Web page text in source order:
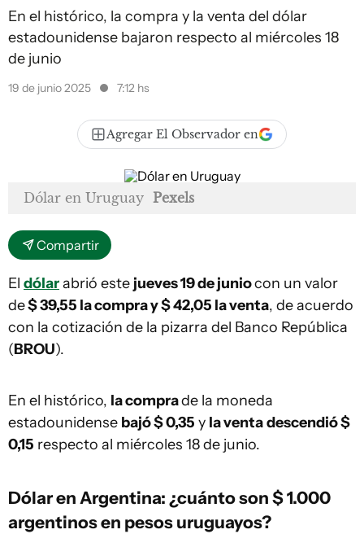
En el histórico, la compra y la venta del dólar
estadounidense bajaron respecto al miércoles 18
de junio
19 de junio 2025 7:12 hs
Agregar El Observador en
Dólar en Uruguay Pexels
Compartir
El dólarabrió este jueves 19 de juniocon un valor
de$ 39,55 la compra y $ 42,05 la venta, de acuerdo
con la cotización de la pizarra del Banco República
(BROU).
En el histórico, la comprade la moneda
estadounidense bajó $ 0,35 y la ventadescendió $
0,15 respecto al miércoles 18 de junio.
Dólar en Argentina: ¿cuánto son $ 1.000
argentinos en pesos uruguayos?